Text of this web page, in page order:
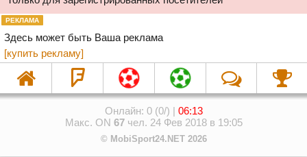
РЕКЛАМА
Здесь может быть Ваша реклама
[купить рекламу]
Онлайн: 0 (0/) | 06:13
Макс. ON 67чел. 24 Фев 2018 в 19:05
© MobiSport24.NET 2026